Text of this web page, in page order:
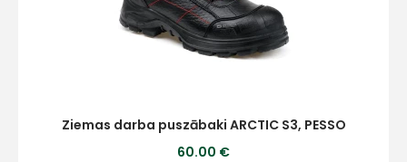
Ziemas darba puszābaki ARCTIC S3, PESSO
60.00 €